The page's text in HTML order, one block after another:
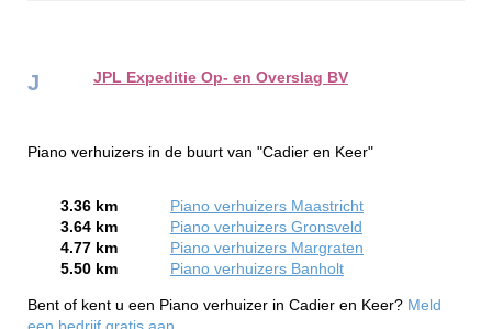
J JPL Expeditie Op- en Overslag BV
Piano verhuizers in de buurt van "Cadier en Keer"
3.36 km
Piano verhuizers Maastricht
3.64 km
Piano verhuizers Gronsveld
4.77 km
Piano verhuizers Margraten
5.50 km
Piano verhuizers Banholt
Bent of kent u een Piano verhuizer in Cadier en Keer? Meld